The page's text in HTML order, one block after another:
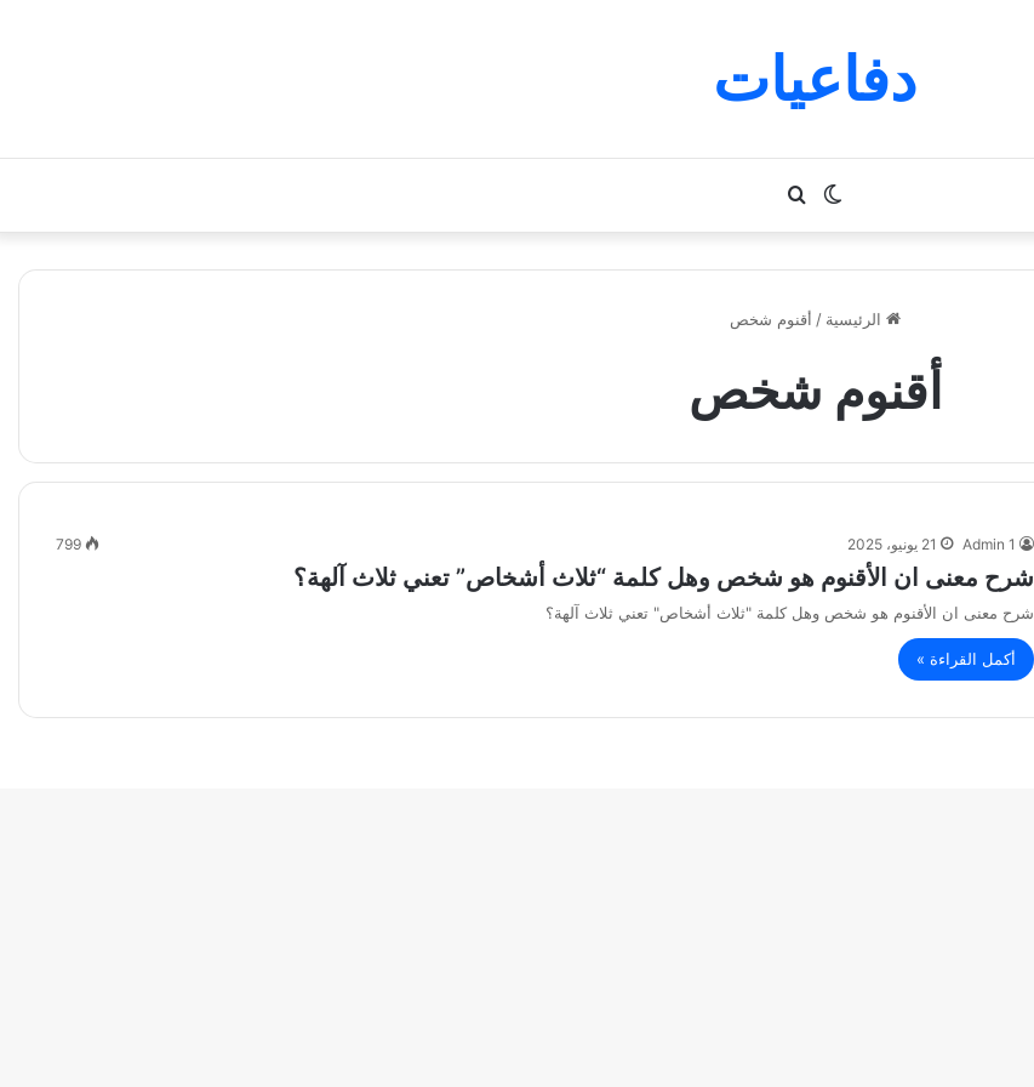
دفاعيات
بحث
عن
الوضع
المظلم
الرئيسية / أقنوم شخص
أقنوم شخص
Admin 1 21 يونيو، 2025 799
شرح معنى ان الأقنوم هو شخص وهل كلمة “ثلاث أشخاص” تعني ثلاث آلهة؟
شرح معنى ان الأقنوم هو شخص وهل كلمة "ثلاث أشخاص" تعني ثلاث آلهة؟
أكمل القراءة »